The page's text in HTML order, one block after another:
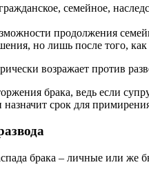
семейное,
продолжения
но лишь после того,
возражает против
брака, ведь если
срок для
брака – личные или же